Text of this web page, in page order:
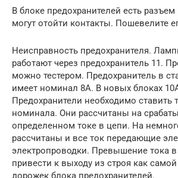
В блоке предохранителей есть
могут отойти контакты. Пошевелите
Неисправность предохранителя.
работают через предохранитель 11.
можно тестером. Предохранитель в
имеет номинал 8А. В новых блоках
Предохранители необходимо ставить
номинала. Они рассчитаны на
определенном токе в цепи. На
рассчитаны и все ток передающие
электропроводки. Превышение тока
привести к выходу из строя как
дорожек блока предохранителей.